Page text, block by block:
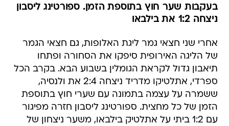
בעקבות שער חוץ בתוספת הזמן. ספורטינג ליסבון
ניצחה 1:2 את בילבאו
אחרי שני חצאי גמר ליגת האלופות, גם חצאי הגמר
של הליגה האירופית סיפקו את הסחורה ופתחו
תיאבון גדול לקראת הגומלין בשבוע הבא. בקרב הכל
ספרדי, אתלטיקו מדריד ניצחה 2:4 את ולנסיה,
ששמרה על עצמה בתמונה עם שערי חוץ בתוספת
הזמן של כל מחצית. ספורטינג ליסבון חזרה מפיגור
עם 1:2 ביתי על אתלטיק בילבאו, משער ניצחון של